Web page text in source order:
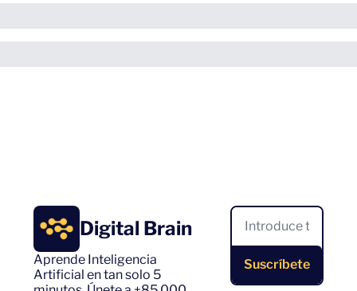
Digital Brain
Aprende Inteligencia
Artificial en tan solo 5
Suscríbete